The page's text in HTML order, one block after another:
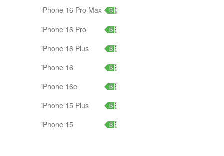
iPhone 16 Pro Max
iPhone 16 Pro
iPhone 16 Plus
iPhone 16
iPhone 16e
iPhone 15 Plus
iPhone 15